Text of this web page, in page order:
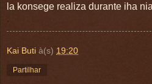
la konsege realiza durante iha
.
Kai Buti à(s) 19:20
Partilhar